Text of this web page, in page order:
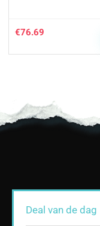
€76.69
Deal van de dag